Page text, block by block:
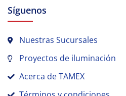
Síguenos
Nuestras Sucursales
Proyectos de iluminación
Acerca de TAMEX